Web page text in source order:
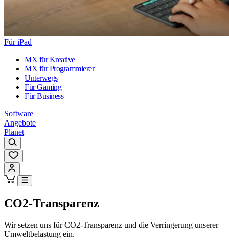
Für iPad
MX für Kreative
MX für Programmierer
Unterwegs
Für Gaming
Für Business
Software
Angebote
Planet
CO2-Transparenz
Wir setzen uns für CO2-Transparenz und die Verringerung unserer
Umweltbelastung ein.